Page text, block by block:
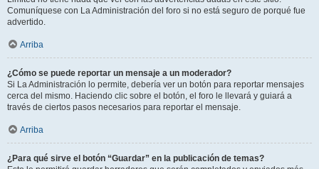
Comuníquese con La Administración del foro si no está seguro de porqué fue
advertido.
Arriba
¿Cómo se puede reportar un mensaje a un moderador?
Si La Administración lo permite, debería ver un botón para reportar mensajes
cerca del mismo. Haciendo clic sobre el botón, el foro le llevará y guiará a
través de ciertos pasos necesarios para reportar el mensaje.
Arriba
¿Para qué sirve el botón “Guardar” en la publicación de temas?